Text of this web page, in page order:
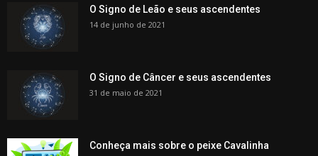
O Signo de Leão e seus ascendentes
14 de junho de 2021
O Signo de Câncer e seus ascendentes
31 de maio de 2021
Conheça mais sobre o peixe Cavalinha